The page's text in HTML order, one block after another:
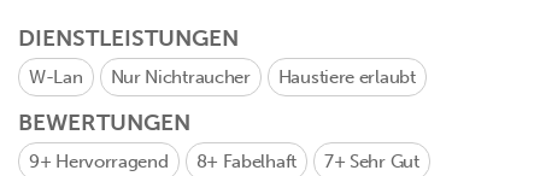
DIENSTLEISTUNGEN
W-Lan Nur Nichtraucher Haustiere erlaubt
BEWERTUNGEN
9+ Hervorragend 8+ Fabelhaft 7+ Sehr Gut